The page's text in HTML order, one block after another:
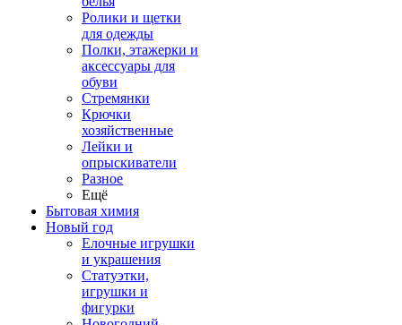
Ролики и щетки
для одежды
Полки, этажерки и
аксессуары для
обуви
Стремянки
Крючки
хозяйственные
Лейки и
опрыскиватели
Разное
Ещё
Бытовая химия
Новый год
Елочные игрушки
и украшения
Статуэтки,
игрушки и
фигурки